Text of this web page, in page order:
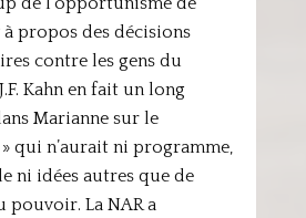
à propos des décisions
contre les gens du
Kahn en fait un long
Marianne sur le
qui n’aurait ni programme,
ni idées autres que de
pouvoir. La NAR a